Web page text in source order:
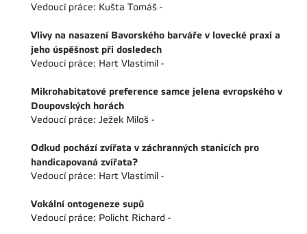
Vedoucí práce: Kušta Tomáš -
Vlivy na nasazení Bavorského barváře v lovecké praxi a
jeho úspěšnost při dosledech
Vedoucí práce: Hart Vlastimil -
Mikrohabitatové preference samce jelena evropského v
Doupovských horách
Vedoucí práce: Ježek Miloš -
Odkud pochází zvířata v záchranných stanicích pro
handicapovaná zvířata?
Vedoucí práce: Hart Vlastimil -
Vokální ontogeneze supů
Vedoucí práce: Policht Richard -